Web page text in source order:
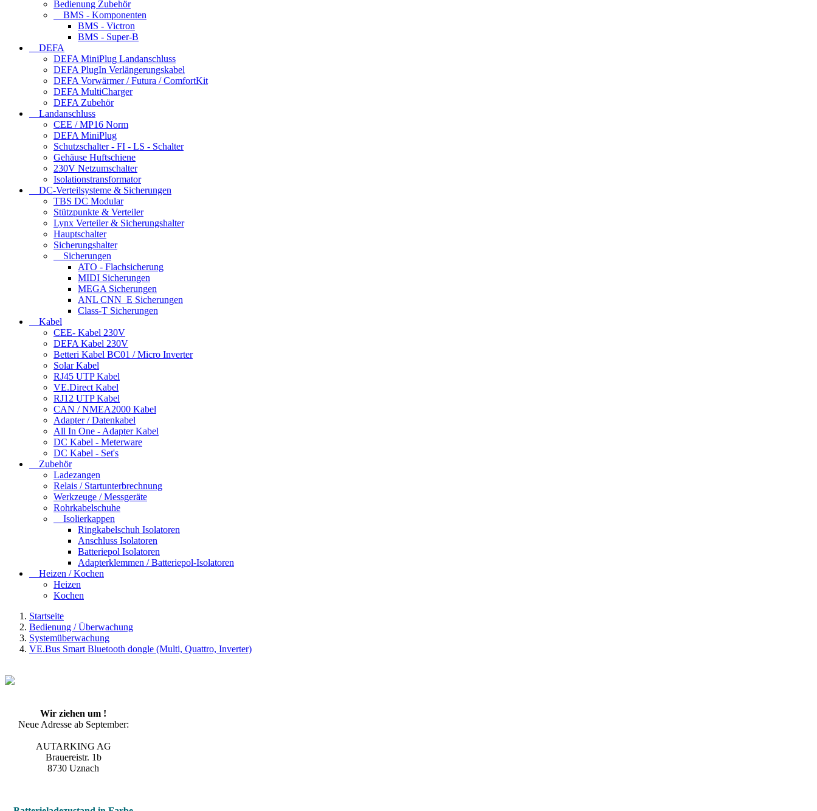
Bedienung Zubehör
BMS - Komponenten
BMS - Victron
BMS - Super-B
DEFA
DEFA MiniPlug Landanschluss
DEFA PlugIn Verlängerungskabel
DEFA Vorwärmer / Futura / ComfortKit
DEFA MultiCharger
DEFA Zubehör
Landanschluss
CEE / MP16 Norm
DEFA MiniPlug
Schutzschalter - FI - LS - Schalter
Gehäuse Huftschiene
230V Netzumschalter
Isolationstransformator
DC-Verteilsysteme & Sicherungen
TBS DC Modular
Stützpunkte & Verteiler
Lynx Verteiler & Sicherungshalter
Hauptschalter
Sicherungshalter
Sicherungen
ATO - Flachsicherung
MIDI Sicherungen
MEGA Sicherungen
ANL CNN_E Sicherungen
Class-T Sicherungen
Kabel
CEE- Kabel 230V
DEFA Kabel 230V
Betteri Kabel BC01 / Micro Inverter
Solar Kabel
RJ45 UTP Kabel
VE.Direct Kabel
RJ12 UTP Kabel
CAN / NMEA2000 Kabel
Adapter / Datenkabel
All In One - Adapter Kabel
DC Kabel - Meterware
DC Kabel - Set's
Zubehör
Ladezangen
Relais / Startunterbrechnung
Werkzeuge / Messgeräte
Rohrkabelschuhe
Isolierkappen
Ringkabelschuh Isolatoren
Anschluss Isolatoren
Batteriepol Isolatoren
Adapterklemmen / Batteriepol-Isolatoren
Heizen / Kochen
Heizen
Kochen
Startseite
Bedienung / Überwachung
Systemüberwachung
VE.Bus Smart Bluetooth dongle (Multi, Quattro, Inverter)
Wir ziehen um !
Neue Adresse ab September:
AUTARKING AG
Brauereistr. 1b
8730 Uznach